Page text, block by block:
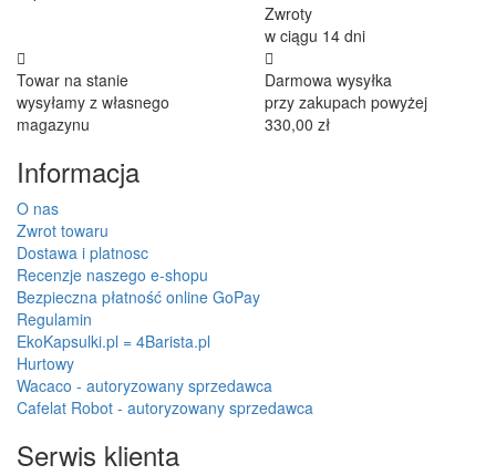
Zwroty
w ciągu 14 dni
Towar na stanie
wysyłamy z własnego
magazynu
Darmowa wysyłka
przy zakupach powyżej
330,00 zł
Informacja
O nas
Zwrot towaru
Dostawa i platnosc
Recenzje naszego e-shopu
Bezpieczna płatność online GoPay
Regulamin
EkoKapsulki.pl = 4Barista.pl
Hurtowy
Wacaco - autoryzowany sprzedawca
Cafelat Robot - autoryzowany sprzedawca
Serwis klienta